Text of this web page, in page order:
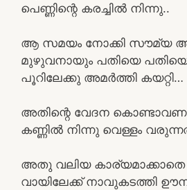
പെണ്ണിന്റെ കരച്ചിൽ നിന്നു..
ആ സമയം നോക്കി സൗമ്യ
മുഴുവനായും പതിയെ
പൂറിലേക്കു അമർത്തി കയറ്റി…
അതിന്റെ വേദന
കണ്ണിൽ നിന്നു വെള്ളം
അതു വലിയ കാര്യമാക്കാതെ
വായിലേക്ക് നാവുകടത്തി